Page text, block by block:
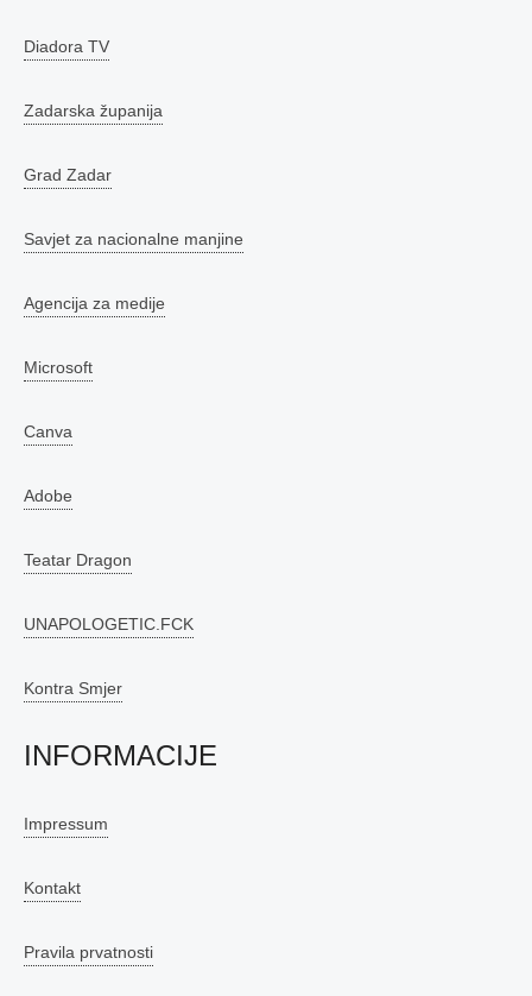
Diadora TV
Zadarska županija
Grad Zadar
Savjet za nacionalne manjine
Agencija za medije
Microsoft
Canva
Adobe
Teatar Dragon
UNAPOLOGETIC.FCK
Kontra Smjer
INFORMACIJE
Impressum
Kontakt
Pravila prvatnosti